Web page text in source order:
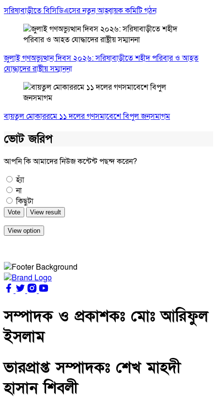
সরিষাবাড়ীতে বিসিডিএসের নতুন আহ্বায়ক কমিটি গঠন
জুলাই গণঅভ্যুত্থান দিবস ২০২৬: সরিষাবাড়ীতে শহীদ পরিবার ও আহত
যোদ্ধাদের রাষ্ট্রীয় সম্মাননা
বায়তুল মোকাররমে ১১ দলের গণসমাবেশে বিপুল জনসমাগম
ভোট জরিপ
আপনি কি আমাদের নিউজ কন্টেন্ট পছন্দ করেন?
হ্যাঁ
না
কিছুটা
Vote View result
View option
সম্পাদক ও প্রকাশকঃ মোঃ আরিফুল
ইসলাম
ভারপ্রাপ্ত সম্পাদকঃ শেখ মাহদী
হাসান শিবলী